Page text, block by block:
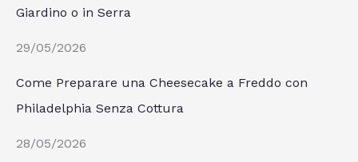
Giardino o in Serra
29/05/2026
Come Preparare una Cheesecake a Freddo con
Philadelphia Senza Cottura
28/05/2026